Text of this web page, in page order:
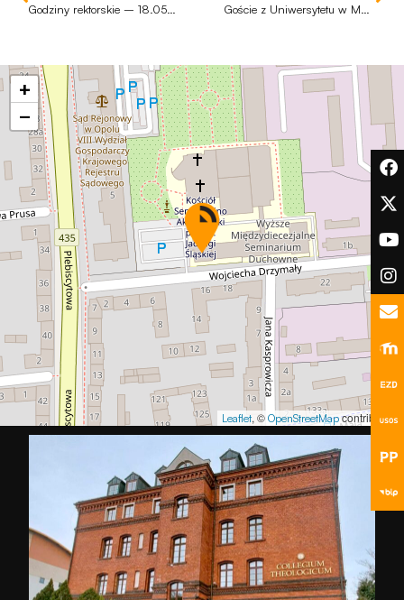
+
−
Leaflet, © OpenStreetMapcontributors
niektóre funkcje
Marketing
Udostępniając
swoje
zainteresowania i
zachowania
podczas
odwiedzania naszej
strony, zwiększasz
szansę na
zobaczenie
spersonalizowanych
treści i ofert.